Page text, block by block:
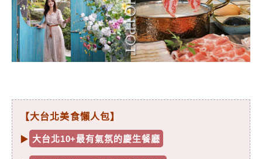
【大台北美食懶人包】
▶ 大台北10+最有氣氛的慶生餐廳